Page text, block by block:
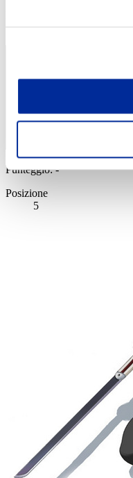
4
Punteggio: -
Posizione
5